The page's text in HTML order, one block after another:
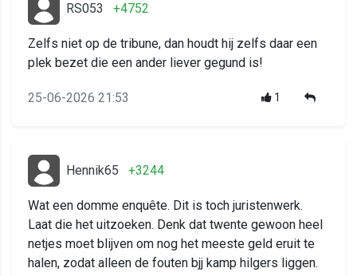
RS053 +4752
Zelfs niet op de tribune, dan houdt hij zelfs daar een
plek bezet die een ander liever gegund is!
25-06-2026 21:53 1
Hennik65 +3244
Wat een domme enquête. Dit is toch juristenwerk.
Laat die het uitzoeken. Denk dat twente gewoon heel
netjes moet blijven om nog het meeste geld eruit te
halen, zodat alleen de fouten bjj kamp hilgers liggen.